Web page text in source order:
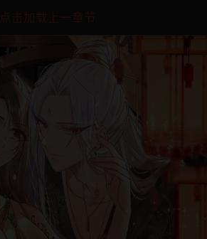
点击加载上一章节